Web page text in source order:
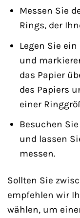
Messen Sie
Rings, der
Legen Sie
und
das Papier
des Papiers
einer
Besuchen
und lassen
messen.
Sollten Sie
empfehlen wir
wählen, um